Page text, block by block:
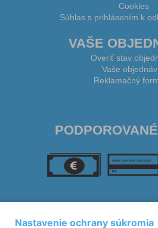
Cookies
Súhlas s prihlásením k
VAŠE
Overiť stav
Vaše
Reklamačný
Nastavenie ochrany súkromia